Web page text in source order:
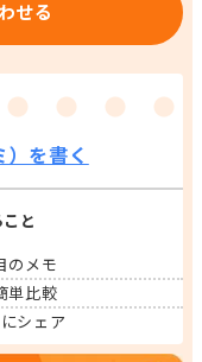
せる
を書く
と
のメモ
単比較
シェア